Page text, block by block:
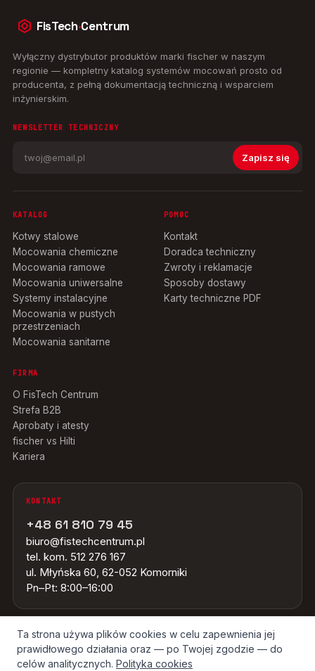
FisTech·Centrum
Wyłączny dystrybutor produktów marki fischer w naszym
regionie — kompletny katalog systemów mocowań prosto od
producenta, z pełną dokumentacją techniczną i wsparciem
inżynierskim.
NEWSLETTER TECHNICZNY
Zapisz się
KATALOG
Kotwy stalowe
Mocowania chemiczne
Mocowania ramowe
Mocowania uniwersalne
Systemy instalacyjne
Mocowania w pustych
przestrzeniach
Mocowania sanitarne
POMOC
Kontakt
Doradca techniczny
Zwroty i reklamacje
Sposoby dostawy
Karty techniczne PDF
FIRMA
O FisTech Centrum
Strefa B2B
Aprobaty i atesty
fischer vs Hilti
Kariera
KONTAKT
+48 61 810 79 45
biuro@fistechcentrum.pl
tel. kom. 512 276 167
ul. Młyńska 60, 62-052 Komorniki
Pn–Pt: 8:00–16:00
© 2026 FISTECH CENTRUM · WSZYSTKIE ZNAKI TOWAROWE NALEŻĄ DO
ICH WŁAŚCICIELI · ŹRÓDŁO OBRAZÓW: GRUPA FISCHER
Ta strona używa plików cookies w celu zapewnienia jej
prawidłowego działania oraz — po Twojej zgodzie — do
celów analitycznych. Polityka cookies